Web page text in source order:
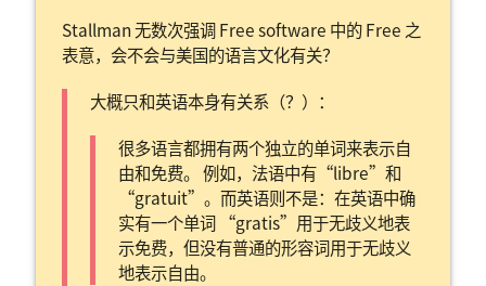
Stallman 无数次强调 Free software 中的 Free 之
表意，会不会与美国的语言文化有关？
大概只和英语本身有关系（？）：
很多语言都拥有两个独立的单词来表示自
由和免费。 例如，法语中有“libre”和
“gratuit”。而英语则不是：在英语中确
实有一个单词 “gratis”用于无歧义地表
示免费，但没有普通的形容词用于无歧义
地表示自由。